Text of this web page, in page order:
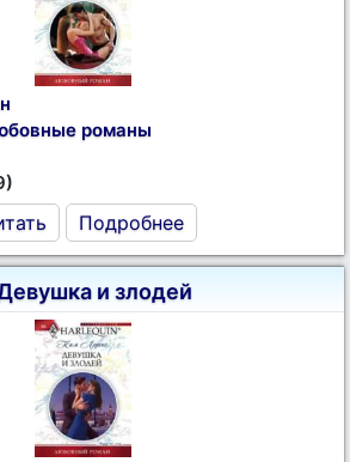
романы
Подробнее
и злодей